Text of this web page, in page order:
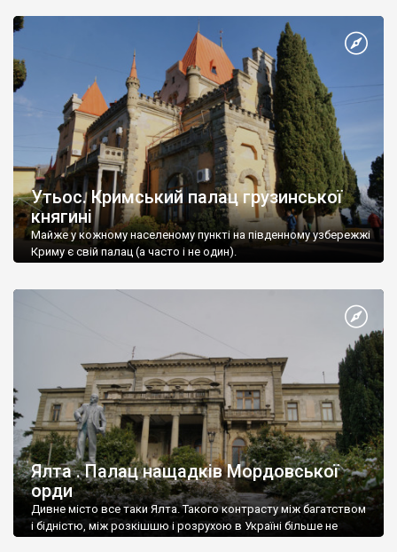
Утьос. Кримський палац грузинської
княгині
Майже у кожному населеному пункті на південному узбережжі
Криму є свій палац (а часто і не один).
Ялта . Палац нащадків Мордовської
орди
Дивне місто все таки Ялта. Такого контрасту між багатством
і бідністю, між розкішшю і розрухою в Україні більше не